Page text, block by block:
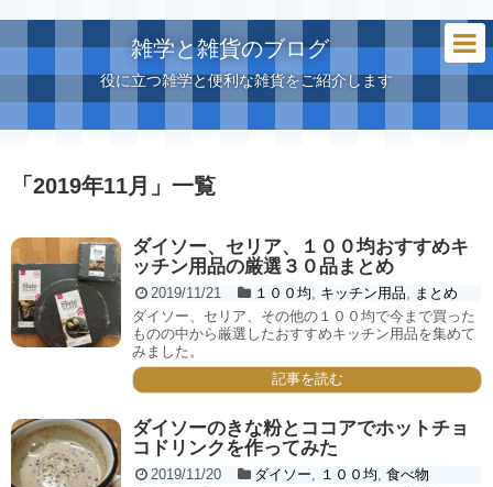
雑学と雑貨のブログ
役に立つ雑学と便利な雑貨をご紹介します
「 2019年11月 」 一覧
ダイソー、セリア、１００均おすすめキ
ッチン用品の厳選３０品まとめ
2019/11/21 １００均 キッチン用品
まとめ
ダイソー、セリア、その他の１００均で今まで買った
ものの中から厳選したおすすめキッチン用品を集めて
みました。
記事を読む
ダイソーのきな粉とココアでホットチョ
コドリンクを作ってみた
2019/11/20 ダイソー １００均 食べ物